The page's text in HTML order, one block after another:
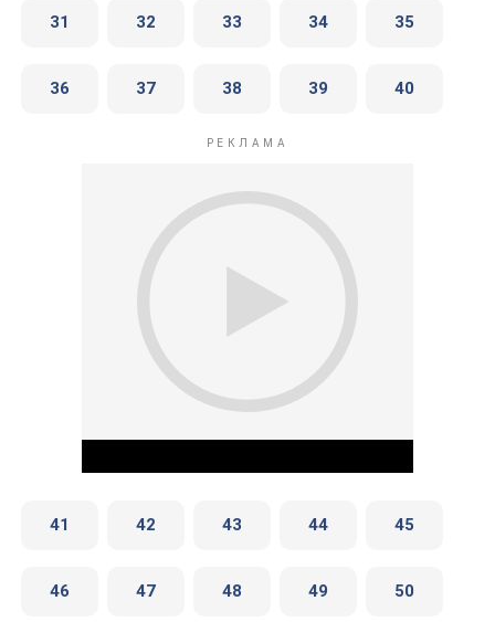
31 32 33 34 35
36 37 38 39 40
Play Video
41 42 43 44 45
46 47 48 49 50